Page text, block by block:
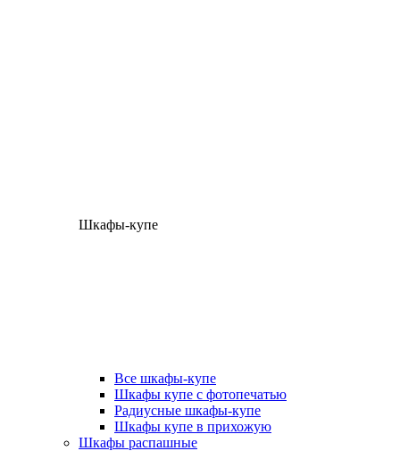
Шкафы-купе
Все шкафы-купе
Шкафы купе с фотопечатью
Радиусные шкафы-купе
Шкафы купе в прихожую
Шкафы распашные